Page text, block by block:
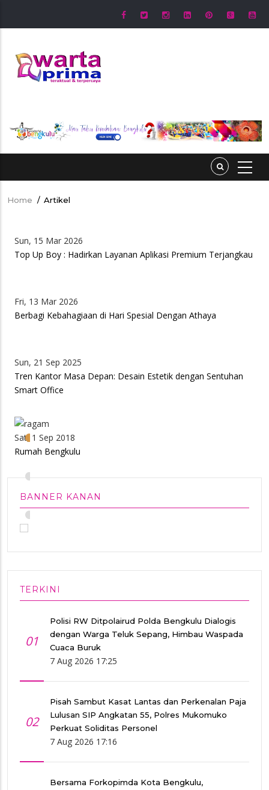
Breadcrumb
Home / Artikel
Sun, 15 Mar 2026
Top Up Boy : Hadirkan Layanan Aplikasi Premium Terjangkau
Fri, 13 Mar 2026
Berbagi Kebahagiaan di Hari Spesial Dengan Athaya
Sun, 21 Sep 2025
Tren Kantor Masa Depan: Desain Estetik dengan Sentuhan
Smart Office
Sat, 1 Sep 2018
Rumah Bengkulu
BANNER KANAN
•
•
•
TERKINI
01
Polisi RW Ditpolairud Polda Bengkulu Dialogis
dengan Warga Teluk Sepang, Himbau Waspada
Cuaca Buruk
7 Aug 2026 17:25
02
Pisah Sambut Kasat Lantas dan Perkenalan Paja
Lulusan SIP Angkatan 55, Polres Mukomuko
Perkuat Soliditas Personel
7 Aug 2026 17:16
Bersama Forkopimda Kota Bengkulu,